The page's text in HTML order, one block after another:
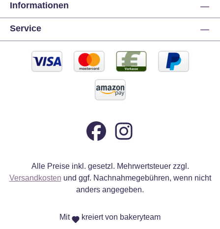
Informationen
Service
Alle Preise inkl. gesetzl. Mehrwertsteuer zzgl.
Versandkosten und ggf. Nachnahmegebühren, wenn nicht
anders angegeben.
Mit kreiert von bakeryteam